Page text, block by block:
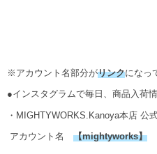
※アカウント名部分がリンクになっ
●インスタグラムで毎日、商品入荷
・MIGHTYWORKS.Kanoya本店 公
アカウント名 【mightyworks】